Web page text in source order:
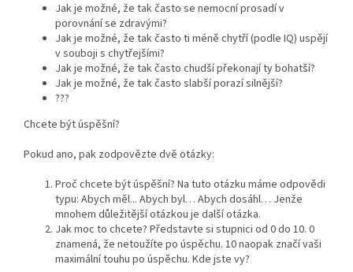
Jak je možné, že tak často se nemocní prosadí v
porovnání se zdravými?
Jak je možné, že tak často ti méně chytří (podle IQ) uspějí
v souboji s chytřejšími?
Jak je možné, že tak často chudší překonají ty bohatší?
Jak je možné, že tak často slabší porazí silnější?
???
Chcete být úspěšní?
Pokud ano, pak zodpovězte dvě otázky:
Proč chcete být úspěšní? Na tuto otázku máme odpovědi
typu: Abych měl... Abych byl… Abych dosáhl… Jenže
mnohem důležitější otázkou je další otázka.
Jak moc to chcete? Představte si stupnici od 0 do 10. 0
znamená, že netoužíte po úspěchu. 10 naopak značí vaši
maximální touhu po úspěchu. Kde jste vy?